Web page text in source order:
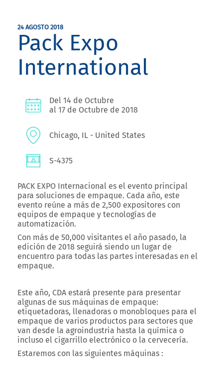
24 AGOSTO 2018
Pack Expo
International
Del 14 de Octubre
al 17 de Octubre de 2018
Chicago, IL - United States
S-4375
PACK EXPO Internacional es el evento principal
para soluciones de empaque. Cada año, este
evento reúne a más de 2,500 expositores con
equipos de empaque y tecnologías de
automatización.
Con más de 50,000 visitantes el año pasado, la
edición de 2018 seguirá siendo un lugar de
encuentro para todas las partes interesadas en el
empaque.
Este año, CDA estará presente para presentar
algunas de sus máquinas de empaque:
etiquetadoras, llenadoras o monobloques para el
empaque de varios productos para sectores que
van desde la agroindustria hasta la química o
incluso el cigarrillo electrónico o la cervecería.
Estaremos con las siguientes máquinas :